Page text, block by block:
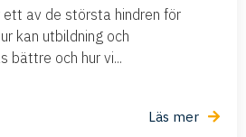
av de största hindren för
kan utbildning och
bättre och hur vi...
Läs mer